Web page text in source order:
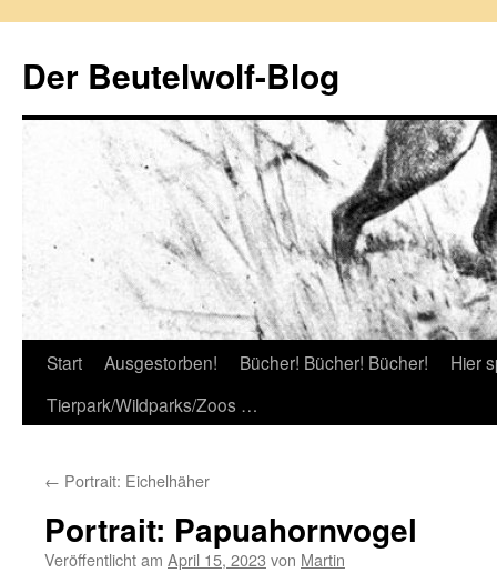
springen
Der Beutelwolf-Blog
Start Ausgestorben! Bücher! Bücher! Bücher!
Hier
Tierpark/Wildparks/Zoos …
← Portrait: Eichelhäher
Portrait: Papuahornvogel
Veröffentlicht am April 15, 2023 von Martin